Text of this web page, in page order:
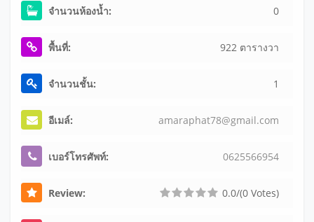
จำนวนห้องน้ำ: 0
พื้นที่: 922 ตารางวา
จำนวนชั้น: 1
อีเมล์: amaraphat78@gmail.com
เบอร์โทรศัพท์: 0625566954
Review: 0.0/(0 Votes)